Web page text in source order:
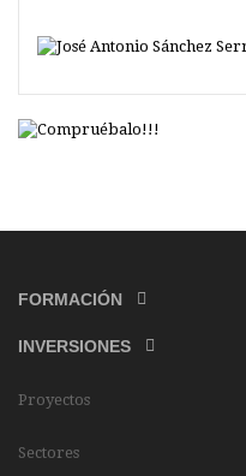
FORMACIÓN
INVERSIONES
Proyectos
Sectores